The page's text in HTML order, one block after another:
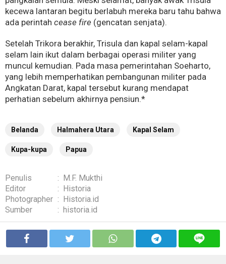
kecewa lantaran begitu berlabuh mereka baru tahu bahwa
ada perintah cease fire (gencatan senjata).
Setelah Trikora berakhir, Trisula dan kapal selam-kapal
selam lain ikut dalam berbagai operasi militer yang
muncul kemudian. Pada masa pemerintahan Soeharto,
yang lebih memperhatikan pembangunan militer pada
Angkatan Darat, kapal tersebut kurang mendapat
perhatian sebelum akhirnya pensiun.*
Belanda Halmahera Utara Kapal Selam
Kupa-kupa Papua
Penulis : M.F. Mukthi
Editor
: Historia
Photographer : Historia.id
Sumber
: historia.id